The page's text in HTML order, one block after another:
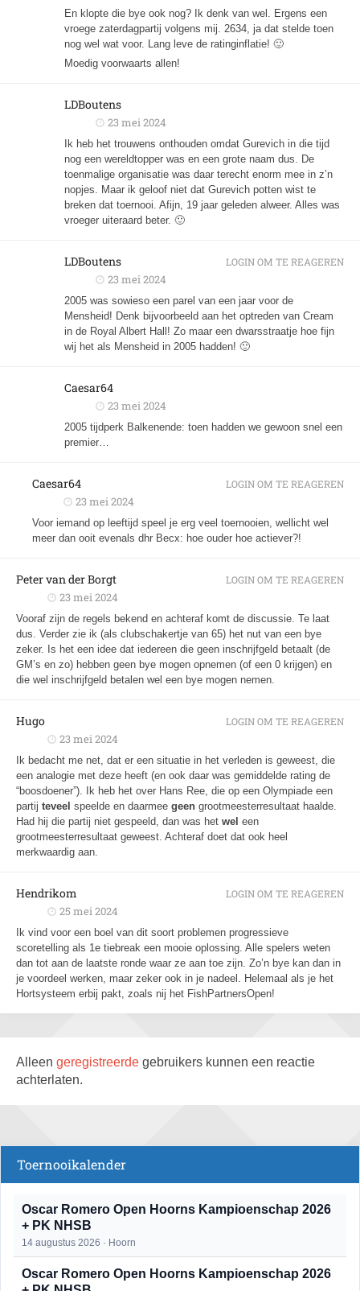
En klopte die bye ook nog? Ik denk van wel. Ergens een
vroege zaterdagpartij volgens mij. 2634, ja dat stelde toen
nog wel wat voor. Lang leve de ratinginflatie! 🙂
Moedig voorwaarts allen!
LDBoutens
23 mei 2024
Ik heb het trouwens onthouden omdat Gurevich in die tijd
nog een wereldtopper was en een grote naam dus. De
toenmalige organisatie was daar terecht enorm mee in z’n
nopjes. Maar ik geloof niet dat Gurevich potten wist te
breken dat toernooi. Afijn, 19 jaar geleden alweer. Alles was
vroeger uiteraard beter. 🙂
LDBoutens
23 mei 2024
2005 was sowieso een parel van een jaar voor de
Mensheid! Denk bijvoorbeeld aan het optreden van Cream
in de Royal Albert Hall! Zo maar een dwarsstraatje hoe fijn
wij het als Mensheid in 2005 hadden! 🙂
LOGIN OM TE REAGEREN
Caesar64
23 mei 2024
2005 tijdperk Balkenende: toen hadden we gewoon snel een
premier…
Caesar64
23 mei 2024
Voor iemand op leeftijd speel je erg veel toernooien, wellicht wel
meer dan ooit evenals dhr Becx: hoe ouder hoe actiever?!
LOGIN OM TE REAGEREN
Peter van der Borgt
23 mei 2024
Vooraf zijn de regels bekend en achteraf komt de discussie. Te laat
dus. Verder zie ik (als clubschakertje van 65) het nut van een bye
zeker. Is het een idee dat iedereen die geen inschrijfgeld betaalt (de
GM’s en zo) hebben geen bye mogen opnemen (of een 0 krijgen) en
die wel inschrijfgeld betalen wel een bye mogen nemen.
LOGIN OM TE REAGEREN
Hugo
23 mei 2024
Ik bedacht me net, dat er een situatie in het verleden is geweest, die
een analogie met deze heeft (en ook daar was gemiddelde rating de
“boosdoener”). Ik heb het over Hans Ree, die op een Olympiade een
partij teveel speelde en daarmee geen grootmeesterresultaat haalde.
Had hij die partij niet gespeeld, dan was het wel een
grootmeesterresultaat geweest. Achteraf doet dat ook heel
merkwaardig aan.
LOGIN OM TE REAGEREN
Hendrikom
25 mei 2024
Ik vind voor een boel van dit soort problemen progressieve
scoretelling als 1e tiebreak een mooie oplossing. Alle spelers weten
dan tot aan de laatste ronde waar ze aan toe zijn. Zo’n bye kan dan in
je voordeel werken, maar zeker ook in je nadeel. Helemaal als je het
Hortsysteem erbij pakt, zoals nij het FishPartnersOpen!
LOGIN OM TE REAGEREN
Alleen geregistreerde gebruikers kunnen een reactie
achterlaten.
Toernooikalender
Oscar Romero Open Hoorns Kampioenschap 2026
+ PK NHSB
14 augustus 2026 · Hoorn
Oscar Romero Open Hoorns Kampioenschap 2026